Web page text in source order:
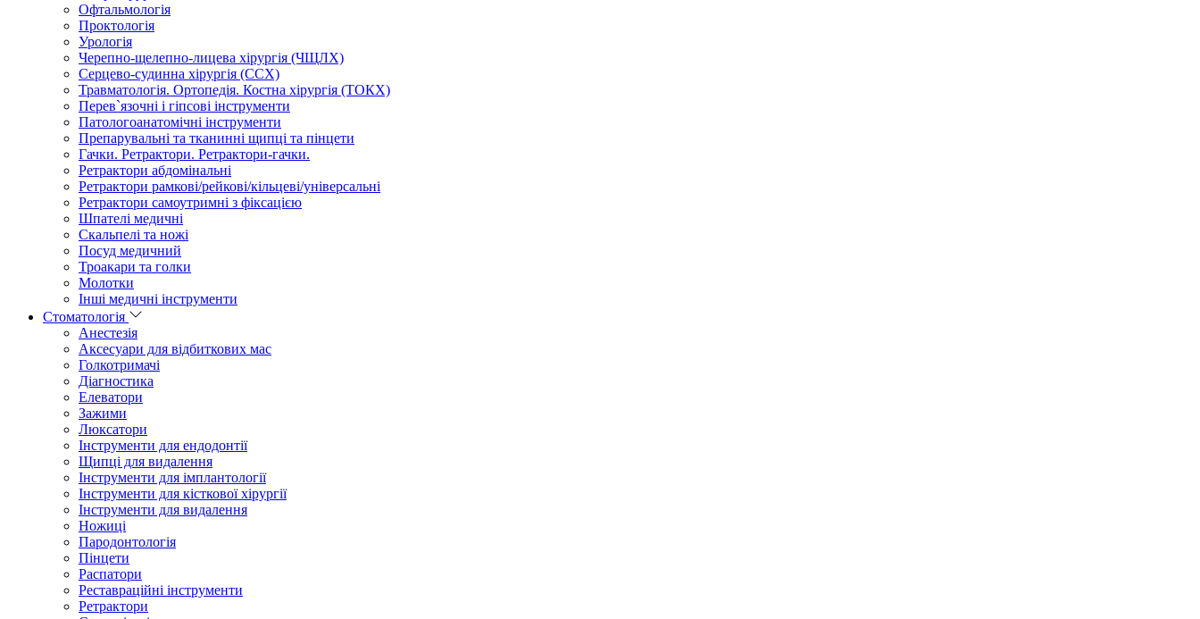
Офтальмологія
Проктологія
Урологія
Черепно-щелепно-лицева хірургія (ЧЩЛХ)
Серцево-судинна хірургія (ССХ)
Травматологія. Ортопедія. Костна хірургія (ТОКХ)
Перев`язочні і гіпсові інструменти
Патологоанатомічні інструменти
Препарувальні та тканинні щипці та пінцети
Гачки. Ретрактори. Ретрактори-гачки.
Ретрактори абдомінальні
Ретрактори рамкові/рейкові/кільцеві/універсальні
Ретрактори самоутримні з фіксацією
Шпателі медичні
Скальпелі та ножі
Посуд медичний
Троакари та голки
Молотки
Інші медичні інструменти
Стоматологія
Анестезія
Аксесуари для відбиткових мас
Голкотримачі
Діагностика
Елеватори
Зажими
Люксатори
Інструменти для ендодонтії
Щипці для видалення
Інструменти для імплантології
Інструменти для кісткової хірургії
Інструменти для видалення
Ножиці
Пародонтологія
Пінцети
Распатори
Реставраційні інструменти
Ретрактори